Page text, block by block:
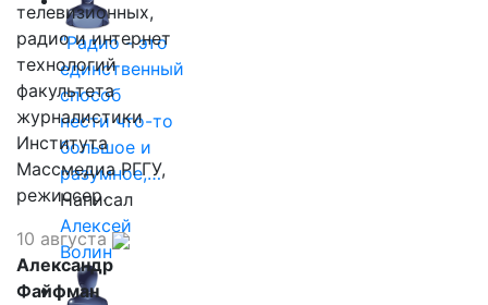
"Радио - это
единственный
способ
нести что-то
большое и
разумное,…
Написал
Алексей
Волин
телевизионных,
радио и интернет
технологий
факультета
журналистики
Института
Массмедиа РГГУ,
режиссер.
10 августа
Александр
Файфман